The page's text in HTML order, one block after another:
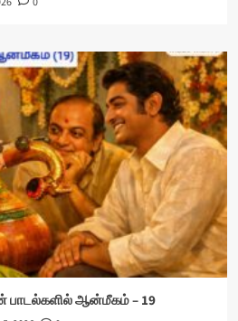
ஆன்மீகம் – 19